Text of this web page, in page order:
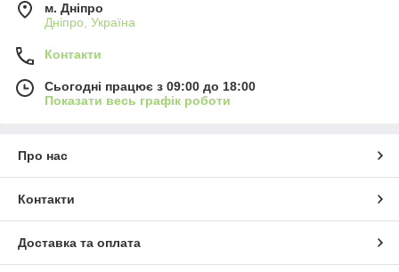
м. Дніпро
Дніпро, Україна
Контакти
Сьогодні працює з 09:00 до 18:00
Показати весь графік роботи
Про нас
Контакти
Доставка та оплата